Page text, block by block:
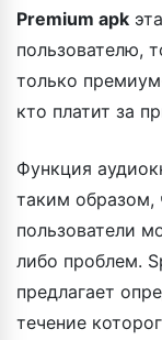
Premium apk
пользователю,
только
кто платит за
Функция
таким образом,
пользователи
либо проблем.
предлагает
течение